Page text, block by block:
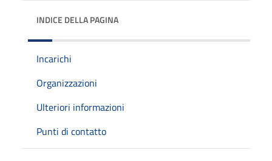
INDICE DELLA PAGINA
Incarichi
Organizzazioni
Ulteriori informazioni
Punti di contatto